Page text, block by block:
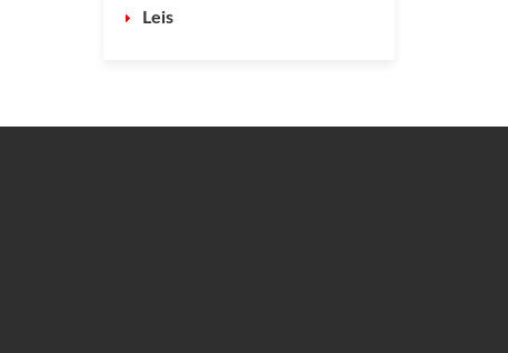
Leis